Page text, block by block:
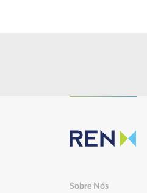
Sobre Nós